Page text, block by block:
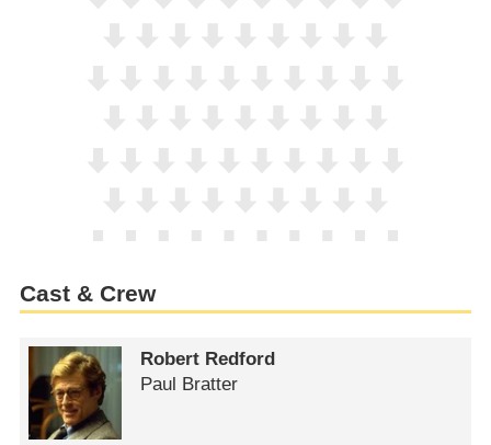
Cast & Crew
Robert Redford
Paul Bratter